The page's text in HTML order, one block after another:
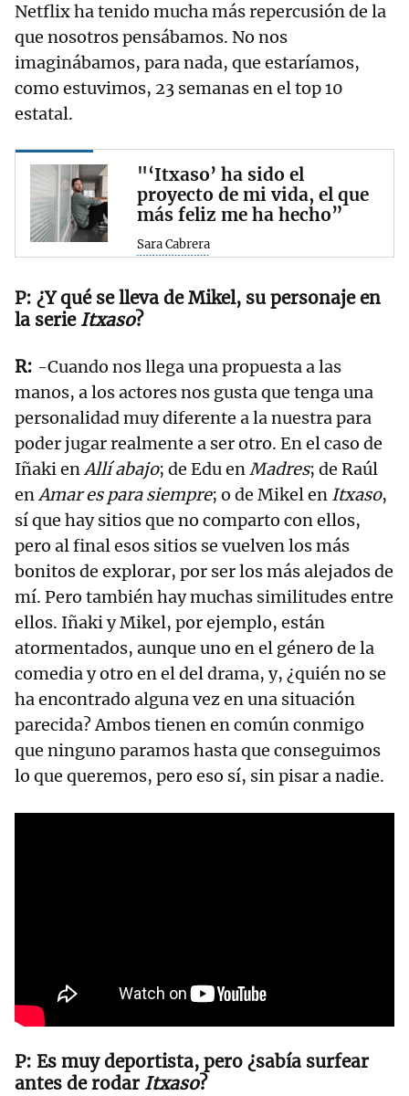
Netflix ha tenido mucha más repercusión de la
que nosotros pensábamos. No nos
imaginábamos, para nada, que estaríamos,
como estuvimos, 23 semanas en el top 10
estatal.
"‘Itxaso’ ha sido el
proyecto de mi vida, el que
más feliz me ha hecho”
Sara Cabrera
¿Y qué se lleva de Mikel, su personaje en
la serie Itxaso?
-Cuando nos llega una propuesta a las
manos, a los actores nos gusta que tenga una
personalidad muy diferente a la nuestra para
poder jugar realmente a ser otro. En el caso de
Iñaki enAllí abajo; de Edu enMadres; de Raúl
enAmar es para siempre; o de Mikel en Itxaso,
sí que hay sitios que no comparto con ellos,
pero al final esos sitios se vuelven los más
bonitos de explorar, por ser los más alejados de
mí. Pero también hay muchas similitudes entre
ellos. Iñaki y Mikel, por ejemplo, están
atormentados, aunque uno en el género de la
comedia y otro en el del drama, y, ¿quién no se
ha encontrado alguna vez en una situación
parecida? Ambos tienen en común conmigo
que ninguno paramos hasta que conseguimos
lo que queremos, pero eso sí, sin pisar a nadie.
Es muy deportista, pero ¿sabía surfear
antes de rodar Itxaso?